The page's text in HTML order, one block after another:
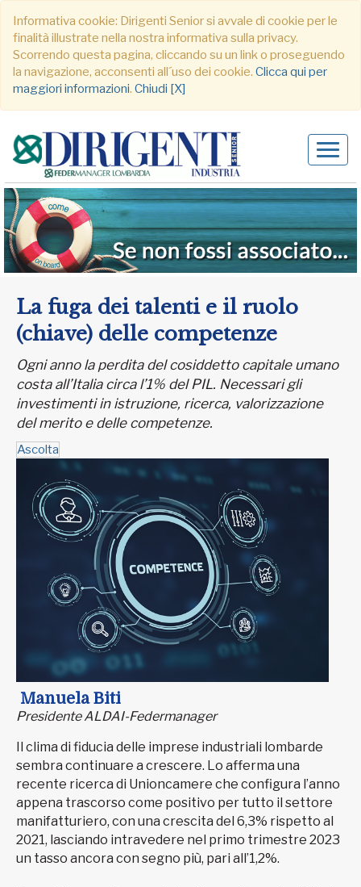
Informativa cookie: Dirigenti Senior si avvale di cookie per le
finalità illustrate nella nostra informativa sulla privacy.
Scorrendo questa pagina, cliccando su un link o proseguendo
la navigazione, acconsenti all´uso dei cookie. Clicca qui per
maggiori informazioni. Chiudi [X]
La fuga dei talenti e il ruolo
(chiave) delle competenze
Ogni anno la perdita del cosiddetto capitale umano
costa all’Italia circa l’1% del PIL. Necessari gli
investimenti in istruzione, ricerca, valorizzazione
del merito e delle competenze.
Ascolta
Manuela Biti
Presidente ALDAI-Federmanager
Il clima di fiducia delle imprese industriali lombarde
sembra continuare a crescere. Lo afferma una
recente ricerca di Unioncamere che configura l’anno
appena trascorso come positivo per tutto il settore
manifatturiero, con una crescita del 6,3% rispetto al
2021, lasciando intravedere nel primo trimestre 2023
un tasso ancora con segno più, pari all’1,2%.